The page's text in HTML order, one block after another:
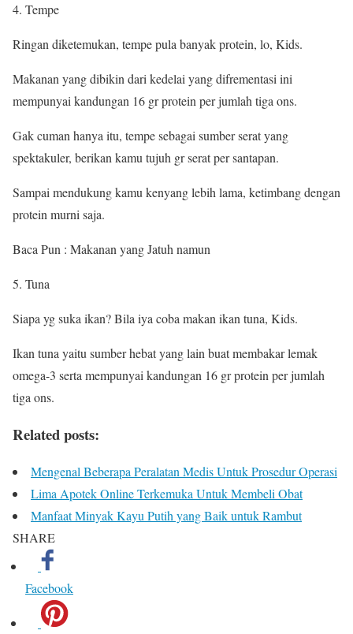
4. Tempe
Ringan diketemukan, tempe pula banyak protein, lo, Kids.
Makanan yang dibikin dari kedelai yang difrementasi ini
mempunyai kandungan 16 gr protein per jumlah tiga ons.
Gak cuman hanya itu, tempe sebagai sumber serat yang
spektakuler, berikan kamu tujuh gr serat per santapan.
Sampai mendukung kamu kenyang lebih lama, ketimbang dengan
protein murni saja.
Baca Pun : Makanan yang Jatuh namun
5. Tuna
Siapa yg suka ikan? Bila iya coba makan ikan tuna, Kids.
Ikan tuna yaitu sumber hebat yang lain buat membakar lemak
omega-3 serta mempunyai kandungan 16 gr protein per jumlah
tiga ons.
Related posts:
Mengenal Beberapa Peralatan Medis Untuk Prosedur Operasi
Lima Apotek Online Terkemuka Untuk Membeli Obat
Manfaat Minyak Kayu Putih yang Baik untuk Rambut
SHARE
Facebook